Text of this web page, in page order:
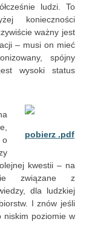
ludzi. To
konieczności
ważny jest
– musi on mieć
spójny
wysoki status
pobierz .pdf
kwestii – na
związane z
dla ludzkiej
I znów jeśli
niskim poziomie w